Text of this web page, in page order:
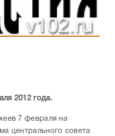
2012 года.
7 февраля на
центрального совета